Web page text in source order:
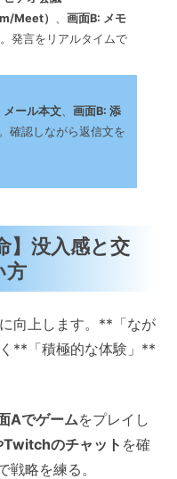
Meet） 、 画面B: メモ
。発言をリアルタイムで
メール本文、 画面B: 添
。確認しながら返信文を
】没入感と交
方
向上します。**「なが
**「積極的な体験」**
Aでゲームをプレイし
のチャット を確
戦略を練る。